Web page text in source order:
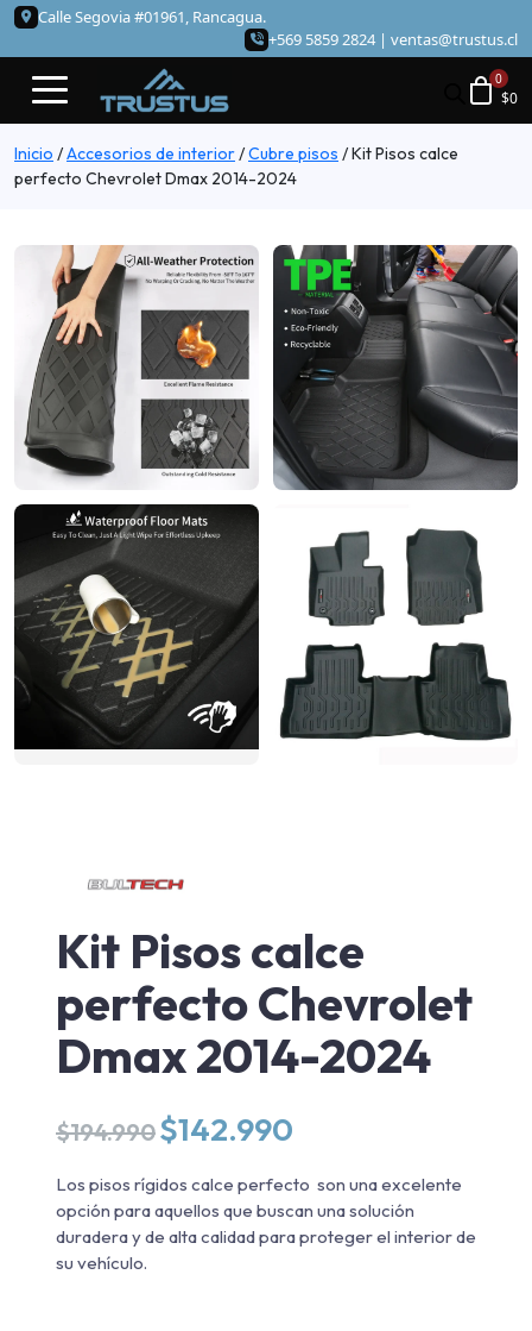
Calle Segovia #01961, Rancagua.
+569 5859 2824 | ventas@trustus.cl
$0
Inicio /Accesorios de interior/Cubre pisos /Kit Pisos calce
perfecto Chevrolet Dmax 2014-2024
Kit Pisos calce
perfecto Chevrolet
Dmax 2014-2024
$194.990 El
precio
original
era:
$194.990.
$142.990
actual
es:
$142.990.
Los pisos rígidos calce perfecto son una excelente
opción para aquellos que buscan una solución
duradera y de alta calidad para proteger el interior de
su vehículo.